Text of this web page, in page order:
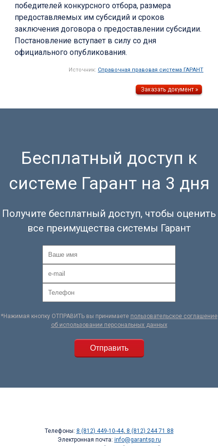
победителей конкурсного отбора, размера
предоставляемых им субсидий и сроков
заключения договора о предоставлении субсидии.
Постановление вступает в силу со дня
официального опубликования.
Источник: Справочная правовая система ГАРАНТ
Бесплатный доступ к
системе Гарант на 3 дня
Получите бесплатный доступ, чтобы оценить
все преимущества системы Гарант
*Нажимая кнопку ОТПРАВИТЬ вы принимаете пользовательское соглашение
об использовании персональных данных
Телефоны: 8 (812) 449-10-44, 8 (812) 244 71 88
Электронная почта: info@garantsp.ru